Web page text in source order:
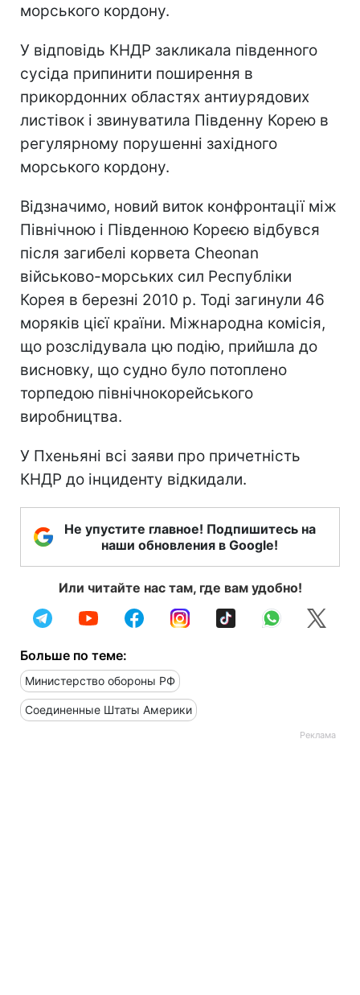
морського кордону.
У відповідь КНДР закликала південного
сусіда припинити поширення в
прикордонних областях антиурядових
листівок і звинуватила Південну Корею в
регулярному порушенні західного
морського кордону.
Відзначимо, новий виток конфронтації між
Північною і Південною Кореєю відбувся
після загибелі корвета Cheonan
військово-морських сил Республіки
Корея в березні 2010 р. Тоді загинули 46
моряків цієї країни. Міжнародна комісія,
що розслідувала цю подію, прийшла до
висновку, що судно було потоплено
торпедою північнокорейського
виробництва.
У Пхеньяні всі заяви про причетність
КНДР до інциденту відкидали.
Не упустите главное! Подпишитесь на
наши обновления в Google!
Или читайте нас там, где вам удобно!
Больше по теме:
Министерство обороны РФ
Соединенные Штаты Америки